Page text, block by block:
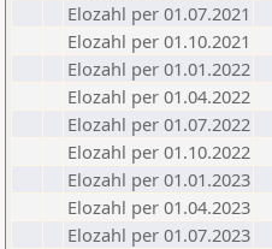
Elozahl per 01.07.2021
Elozahl per 01.10.2021
Elozahl per 01.01.2022
Elozahl per 01.04.2022
Elozahl per 01.07.2022
Elozahl per 01.10.2022
Elozahl per 01.01.2023
Elozahl per 01.04.2023
Elozahl per 01.07.2023